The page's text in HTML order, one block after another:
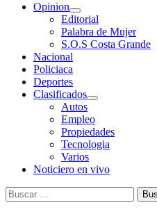
Opinion
Editorial
Palabra de Mujer
S.O.S Costa Grande
Nacional
Policiaca
Deportes
Clasificados
Autos
Empleo
Propiedades
Tecnologia
Varios
Noticiero en vivo
Buscar: